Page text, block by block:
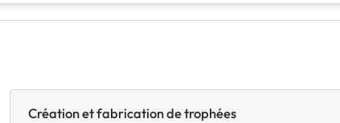
Création et fabrication de trophées